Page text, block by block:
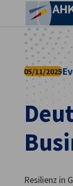
05/11/2025
Resilienz in